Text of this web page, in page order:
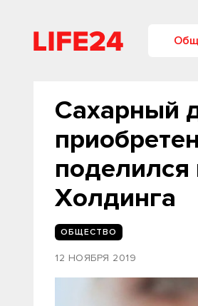
Сахарный
Холдинга
ОБЩЕСТВО
12 НОЯБРЯ 2019